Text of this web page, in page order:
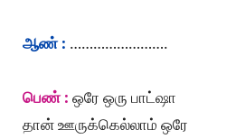
ஆண் : …………………….
பெண் : ஒரே ஒரு பாட்ஷா
தான் ஊருக்கெல்லாம் ஒரே